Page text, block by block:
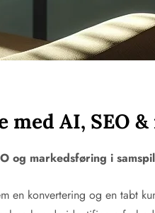
AI, SEO
og markedsføring i samspil
en konvertering og en tabt